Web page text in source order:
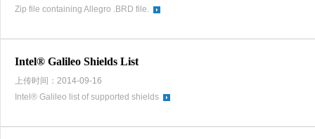
Zip file containing Allegro .BRD file.
Intel® Galileo Shields List
上传时间：2014-09-16
Intel® Galileo list of supported shields